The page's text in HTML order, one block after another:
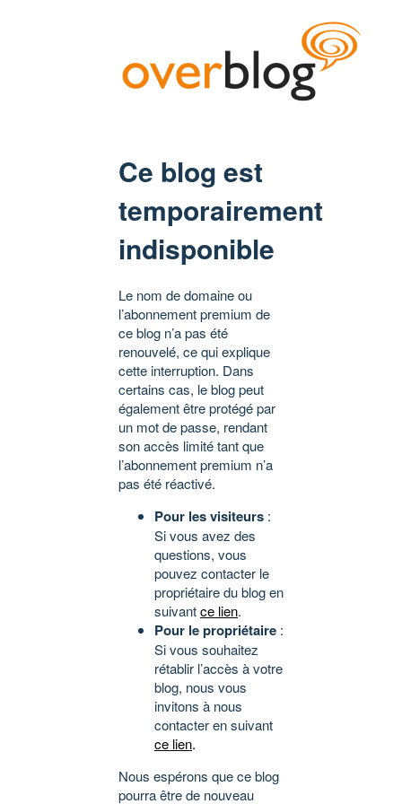
Ce blog est
temporairement
indisponible
Le nom de domaine ou
l’abonnement premium de
ce blog n’a pas été
renouvelé, ce qui explique
cette interruption. Dans
certains cas, le blog peut
également être protégé par
un mot de passe, rendant
son accès limité tant que
l’abonnement premium n’a
pas été réactivé.
Pour les visiteurs :
Si vous avez des
questions, vous
pouvez contacter le
propriétaire du blog en
suivantce lien.
Pour le propriétaire :
Si vous souhaitez
rétablir l’accès à votre
blog, nous vous
invitons à nous
contacter en suivant
ce lien.
Nous espérons que ce blog
pourra être de nouveau